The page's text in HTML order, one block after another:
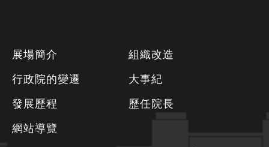
展場簡介
行政院的變遷
發展歷程
網站導覽
組織改造
大事紀
歷任院長